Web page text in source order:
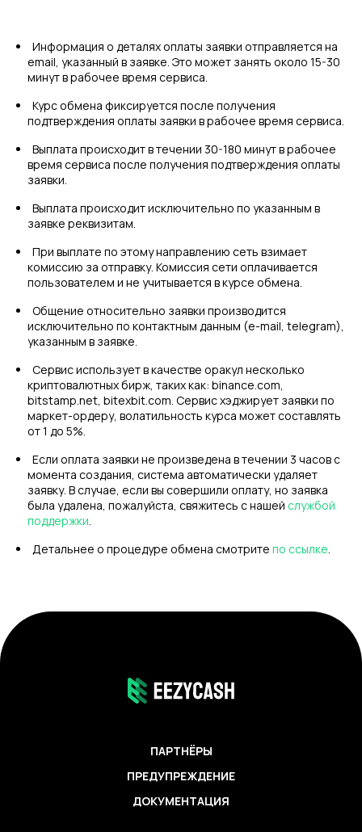
Информация о деталях оплаты заявки отправляется на
email, указанный в заявке. Это может занять около 15-30
минут в рабочее время сервиса.
Курс обмена фиксируется после получения
подтверждения оплаты заявки в рабочее время сервиса.
Выплата происходит в течении 30-180 минут в рабочее
время сервиса после получения подтверждения оплаты
заявки.
Выплата происходит исключительно по указанным в
заявке реквизитам.
При выплате по этому направлению сеть взимает
комиссию за отправку. Комиссия сети оплачивается
пользователем и не учитывается в курсе обмена.
Общение относительно заявки производится
исключительно по контактным данным (e-mail, telegram),
указанным в заявке.
Сервис использует в качестве оракул несколько
криптовалютных бирж, таких как: binance.com,
bitstamp.net, bitexbit.com. Сервис хэджирует заявки по
маркет-ордеру, волатильность курса может составлять
от 1 до 5%.
Если оплата заявки не произведена в течении 3 часов с
момента создания, система автоматически удаляет
заявку. В случае, если вы совершили оплату, но заявка
была удалена, пожалуйста, свяжитесь с нашей службой
поддержки.
Детальнее о процедуре обмена смотрите по ссылке.
ПАРТНЁРЫ
ПРЕДУПРЕЖДЕНИЕ
ДОКУМЕНТАЦИЯ